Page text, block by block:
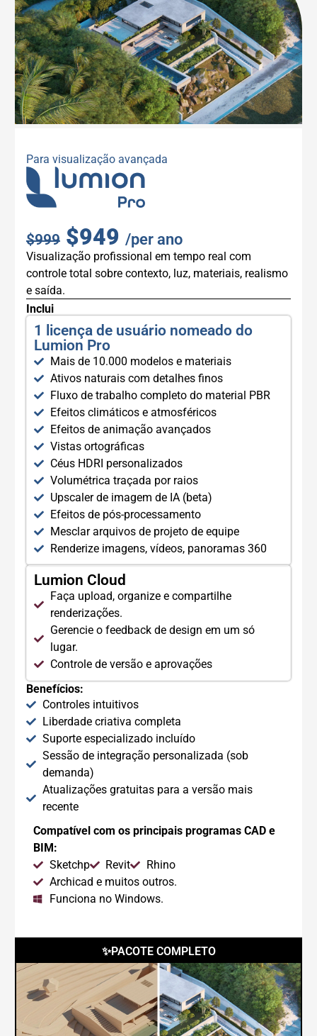
Para visualização avançada
$999 $949 /per ano
Visualização profissional em tempo real com
controle total sobre contexto, luz, materiais, realismo
e saída.
Inclui
1 licença de usuário nomeado do
Lumion Pro
Mais de 10.000 modelos e materiais
Ativos naturais com detalhes finos
Fluxo de trabalho completo do material PBR
Efeitos climáticos e atmosféricos
Efeitos de animação avançados
Vistas ortográficas
Céus HDRI personalizados
Volumétrica traçada por raios
Upscaler de imagem de IA (beta)
Efeitos de pós-processamento
Mesclar arquivos de projeto de equipe
Renderize imagens, vídeos, panoramas 360
Lumion Cloud
Faça upload, organize e compartilhe
renderizações.
Gerencie o feedback de design em um só
lugar.
Controle de versão e aprovações
Benefícios:
Controles intuitivos
Liberdade criativa completa
Suporte especializado incluído
Sessão de integração personalizada (sob
demanda)
Atualizações gratuitas para a versão mais
recente
Compatível com os principais programas CAD e
BIM:
Sketchp
Revit
Rhino
Archicad e muitos outros.
Funciona no Windows.
✨PACOTE COMPLETO